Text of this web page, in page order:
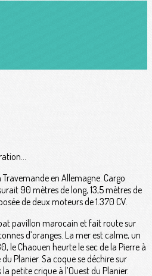
en Allemagne. Cargo
90 mètres de long, 13,5 mètres de
de deux moteurs de 1.370 CV.
pavillon marocain et fait route sur
d’oranges. La mer est calme, un
le Chaouen heurte le sec de la Pierre à
Planier. Sa coque se déchire sur
petite crique à l’Ouest du Planier.